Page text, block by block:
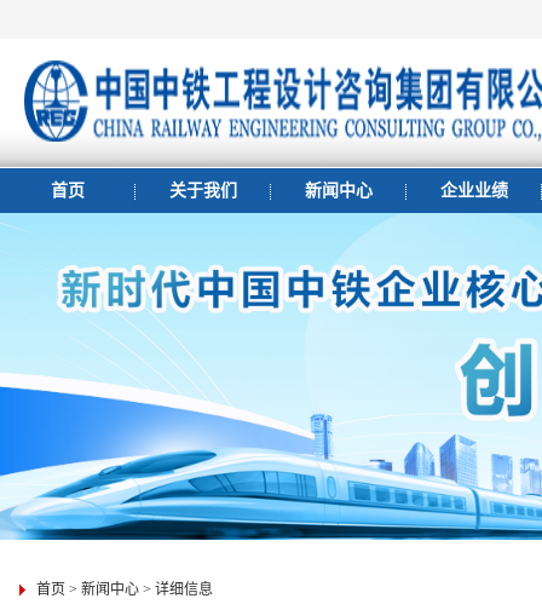
首页 关于我们 新闻中心 企业业绩
首页 > 新闻中心 > 详细信息